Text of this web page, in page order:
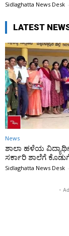
Sidlaghatta News Desk -
LATEST
News
ಶಾಲಾ ಹಳೆಯ
ಸರ್ಕಾರಿ ಶಾಲೆಗೆ
Sidlaghatta News Desk -
-